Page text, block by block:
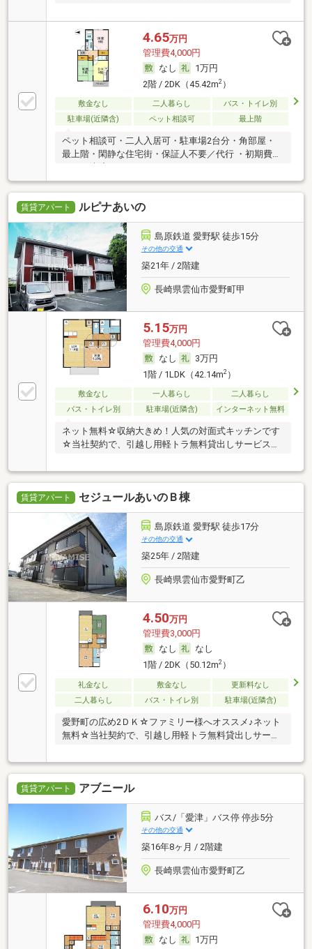
4.65万円
管理費4,000円
なし
1万円
2階 / 2DK（45.42m2）
敷金なし 二人暮らし
バス・トイレ別
駐車場(近隣含)
ペット相談可 最上階
ペット相談可・二人入居可・駐車場2台分・角部屋・
最上階・閑静な住宅街・保証人不要／代行 ・初期費用
賃貸アパート ルピナあいの
島原鉄道 愛野駅 徒歩15分
その他の交通
築21年 / 2階建
長崎県雲仙市愛野町甲
5.15万円
管理費4,000円
なし
3万円
1階 / 1LDK（42.14m2）
敷金なし 一人暮らし
二人暮らし
バス・トイレ別
駐車場(近隣含) インターネット無料
ネット無料☆収納大きめ！人気の対面式キッチンです
☆当社契約で、引越し用軽トラ無料貸出しサービス有
賃貸アパート セジュールあいのＢ棟
島原鉄道 愛野駅 徒歩17分
その他の交通
築25年 / 2階建
長崎県雲仙市愛野町乙
4.50万円
管理費3,000円
なし
なし
1階 / 2DK（50.12m2）
礼金なし 敷金なし
更新料なし
二人暮らし
バス・トイレ別 駐車場(近隣含)
愛野町の広め2ＤＫ☆ファミリー様へオススメ♪ネット
無料☆当社契約で、引越し用軽トラ無料貸出しサービ
賃貸アパート アブニール
バス/「愛津」バス停 停歩5分
その他の交通
築16年8ヶ月 / 2階建
長崎県雲仙市愛野町乙
6.10万円
管理費4,000円
なし
1万円